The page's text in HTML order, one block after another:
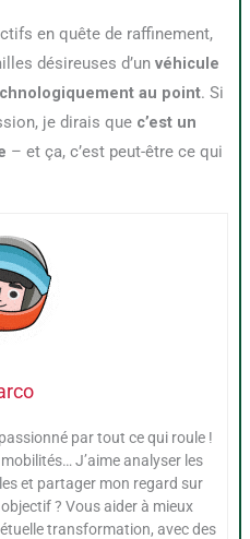
désireuses d’un véhicule
au point. Si
je dirais que c’est un
– et ça, c’est peut-être ce qui
par tout ce qui roule !
J’aime analyser les
et partager mon regard sur
? Vous aider à mieux
transformation, avec des